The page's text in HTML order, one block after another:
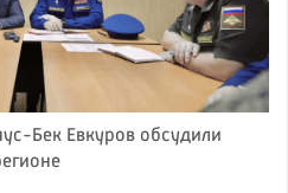
Бек Евкуров обсудили